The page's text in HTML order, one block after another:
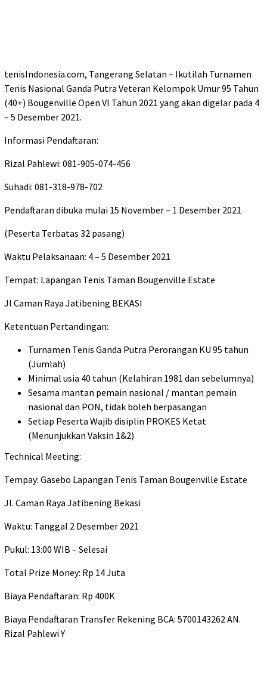
tenisIndonesia.com, Tangerang Selatan – Ikutilah Turnamen
Tenis Nasional Ganda Putra Veteran Kelompok Umur 95 Tahun
(40+) Bougenville Open VI Tahun 2021 yang akan digelar pada 4
– 5 Desember 2021.
Informasi Pendaftaran:
Rizal Pahlewi: 081-905-074-456
Suhadi: 081-318-978-702
Pendaftaran dibuka mulai 15 November – 1 Desember 2021
(Peserta Terbatas 32 pasang)
Waktu Pelaksanaan: 4 – 5 Desember 2021
Tempat: Lapangan Tenis Taman Bougenville Estate
Jl Caman Raya Jatibening BEKASI
Ketentuan Pertandingan:
Turnamen Tenis Ganda Putra Perorangan KU 95 tahun
(Jumlah)
Minimal usia 40 tahun (Kelahiran 1981 dan sebelumnya)
Sesama mantan pemain nasional / mantan pemain
nasional dan PON, tidak boleh berpasangan
Setiap Peserta Wajib disiplin PROKES Ketat
(Menunjukkan Vaksin 1&2)
Technical Meeting:
Tempay: Gasebo Lapangan Tenis Taman Bougenville Estate
Jl. Caman Raya Jatibening Bekasi
Waktu: Tanggal 2 Desember 2021
Pukul: 13:00 WIB – Selesai
Total Prize Money: Rp 14 Juta
Biaya Pendaftaran: Rp 400K
Biaya Pendaftaran Transfer Rekening BCA: 5700143262 AN.
Rizal Pahlewi Y